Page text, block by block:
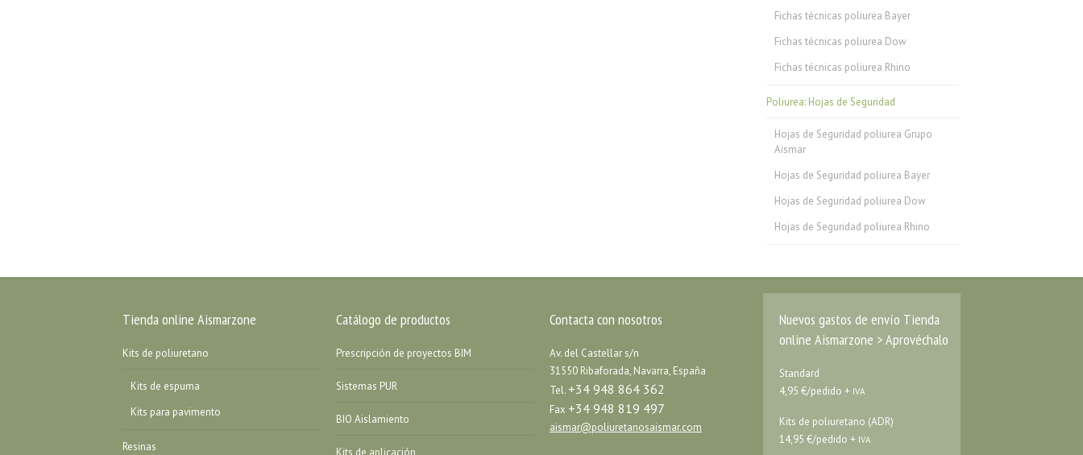
Fichas técnicas poliurea Bayer
Fichas técnicas poliurea Dow
Fichas técnicas poliurea Rhino
Poliurea: Hojas de Seguridad
Hojas de Seguridad poliurea Grupo
Aismar
Hojas de Seguridad poliurea Bayer
Hojas de Seguridad poliurea Dow
Hojas de Seguridad poliurea Rhino
Tienda online Aismarzone
Kits de poliuretano
Kits de espuma
Kits para pavimento
Resinas
Catálogo de productos
Prescripción de proyectos BIM
Sistemas PUR
BIO Aislamiento
Kits de aplicación
Contacta con nosotros
Av. del Castellar s/n
31550 Ribaforada, Navarra, España
Tel. +34 948 864 362
Fax +34 948 819 497
aismar@poliuretanosaismar.com
Nuevos gastos de envío Tienda
online Aismarzone > Aprovéchalo
Standard
4,95 €/pedido + IVA
Kits de poliuretano (ADR)
14,95 €/pedido + IVA